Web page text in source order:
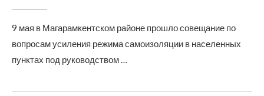
9 мая в Магарамкентском районе прошло совещание по
вопросам усиления режима самоизоляции в населенных
пунктах под руководством …